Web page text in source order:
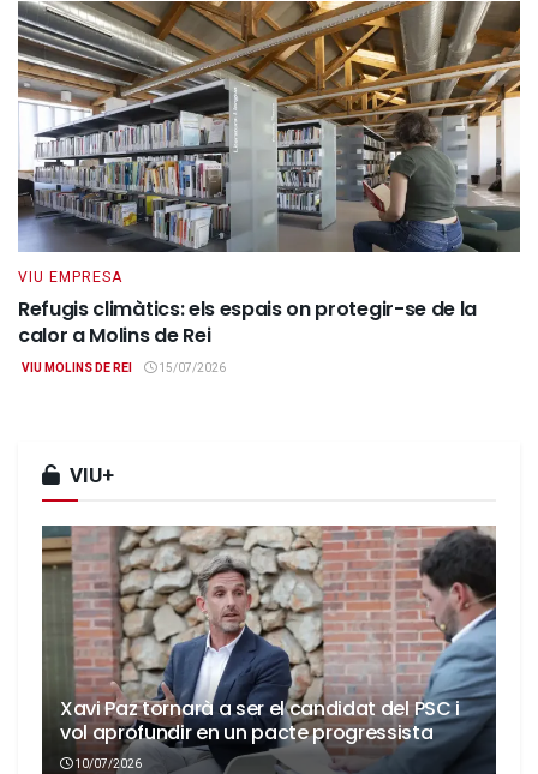
VIU EMPRESA
Refugis climàtics: els espais on protegir-se de la
calor a Molins de Rei
VIU MOLINS DE REI 15/07/2026
VIU+
Xavi Paz tornarà a ser el candidat del PSC i
vol aprofundir en un pacte progressista
10/07/2026